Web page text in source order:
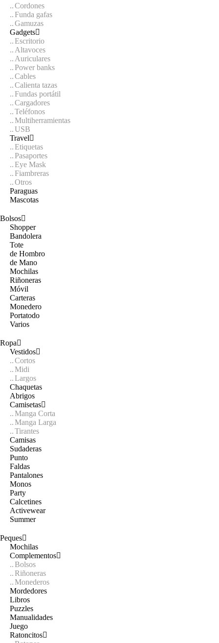
Cordones
Funda gafas
Gamuzas
Gadgets
Escritorio
Altavoces
Auriculares
Power banks
Cables
Calienta tazas
Fundas portátil
Cargadores
Teléfonos
Multiherramientas
USB
Travel
Etiquetas
Pasaportes
Eye Mask
Fiambreras
Otros
Paraguas
Mascotas
Bolsos
Shopper
Bandolera
Tote
de Hombro
de Mano
Mochilas
Riñoneras
Móvil
Carteras
Monedero
Portatodo
Varios
Ropa
Vestidos
Cortos
Midi
Largos
Chaquetas
Abrigos
Camisetas
Manga Corta
Manga Larga
Tirantes
Camisas
Sudaderas
Punto
Faldas
Pantalones
Monos
Party
Calcetines
Activewear
Summer
Peques
Mochilas
Complementos
Bolsos
Riñoneras
Monederos
Mordedores
Libros
Puzzles
Manualidades
Juego
Ratoncitos